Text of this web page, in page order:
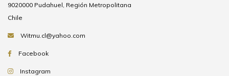
9020000 Pudahuel, Región Metropolitana
Chile
Witmu.cl@yahoo.com
Facebook
Instagram